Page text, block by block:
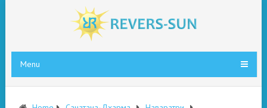
Menu